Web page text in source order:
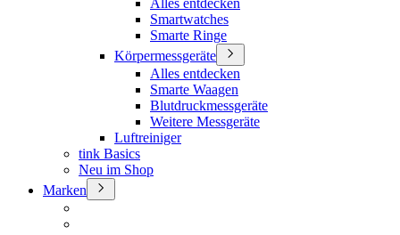
Alles entdecken
Smartwatches
Smarte Ringe
Körpermessgeräte
Alles entdecken
Smarte Waagen
Blutdruckmessgeräte
Weitere Messgeräte
Luftreiniger
tink Basics
Neu im Shop
Marken